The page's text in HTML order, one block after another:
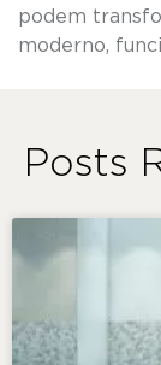
podem
moderno,
Posts